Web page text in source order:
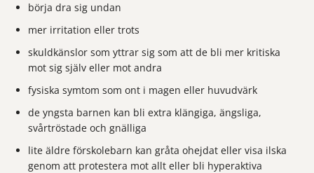
börja dra sig undan
mer irritation eller trots
skuldkänslor som yttrar sig som att de bli mer kritiska
mot sig själv eller mot andra
fysiska symtom som ont i magen eller huvudvärk
de yngsta barnen kan bli extra klängiga, ängsliga,
svårtröstade och gnälliga
lite äldre förskolebarn kan gråta ohejdat eller visa ilska
genom att protestera mot allt eller bli hyperaktiva